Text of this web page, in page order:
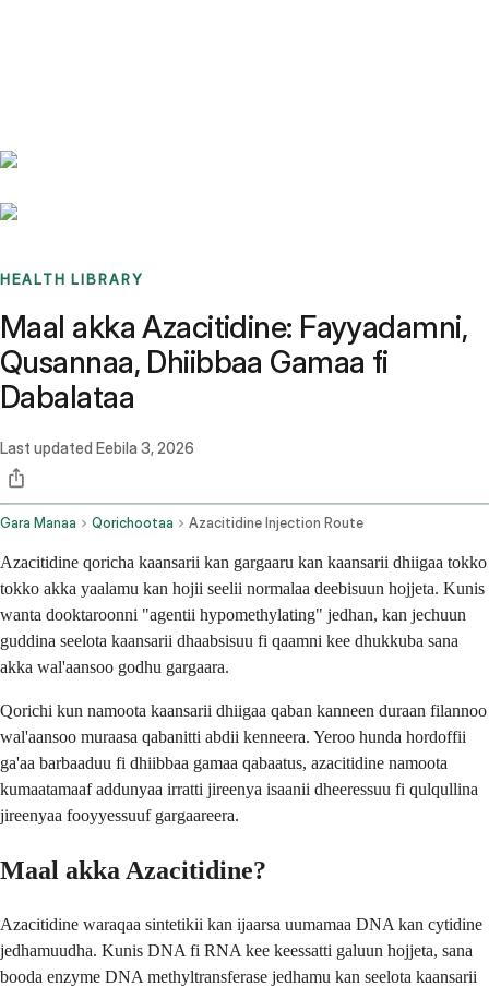
HEALTH LIBRARY
Maal akka Azacitidine: Fayyadamni,
Qusannaa, Dhiibbaa Gamaa fi
Dabalataa
Last updated Eebila 3, 2026
Gara Manaa Qorichootaa Azacitidine Injection Route
Azacitidine qoricha kaansarii kan gargaaru kan kaansarii dhiigaa tokko
tokko akka yaalamu kan hojii seelii normalaa deebisuun hojjeta. Kunis
wanta dooktaroonni "agentii hypomethylating" jedhan, kan jechuun
guddina seelota kaansarii dhaabsisuu fi qaamni kee dhukkuba sana
akka wal'aansoo godhu gargaara.
Qorichi kun namoota kaansarii dhiigaa qaban kanneen duraan filannoo
wal'aansoo muraasa qabanitti abdii kenneera. Yeroo hunda hordoffii
ga'aa barbaaduu fi dhiibbaa gamaa qabaatus, azacitidine namoota
kumaatamaaf addunyaa irratti jireenya isaanii dheeressuu fi qulqullina
jireenyaa fooyyessuuf gargaareera.
Maal akka Azacitidine?
Azacitidine waraqaa sintetikii kan ijaarsa uumamaa DNA kan cytidine
jedhamuudha. Kunis DNA fi RNA kee keessatti galuun hojjeta, sana
booda enzyme DNA methyltransferase jedhamu kan seelota kaansarii